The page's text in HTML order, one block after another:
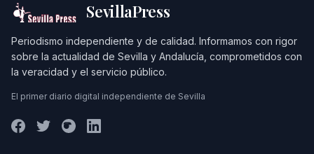
SevillaPress
Periodismo independiente y de calidad. Informamos con rigor
sobre la actualidad de Sevilla y Andalucía, comprometidos con
la veracidad y el servicio público.
El primer diario digital independiente de Sevilla